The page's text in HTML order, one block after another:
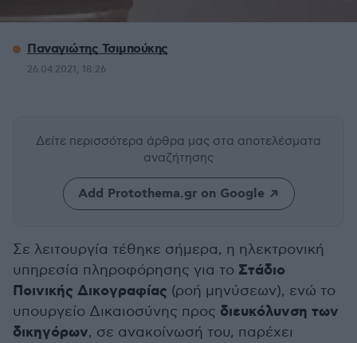
Παναγιώτης Τσιμπούκης
26.04.2021, 18:26
Δείτε περισσότερα άρθρα μας στα αποτελέσματα
αναζήτησης
Add Protothema.gr on Google
Σε λειτουργία τέθηκε σήμερα, η ηλεκτρονική
υπηρεσία πληροφόρησης για το Στάδιο
Ποινικής Δικογραφίας (ροή μηνύσεων), ενώ το
υπουργείο Δικαιοσύνης προς διευκόλυνση των
δικηγόρων, σε ανακοίνωσή του, παρέχει